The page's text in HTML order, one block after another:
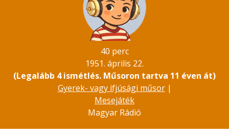
40 perc
1951. április 22.
(Legalább 4 ismétlés. Műsoron tartva 11 éven át)
Gyerek- vagy ifjúsági műsor|
Mesejáték
Magyar Rádió